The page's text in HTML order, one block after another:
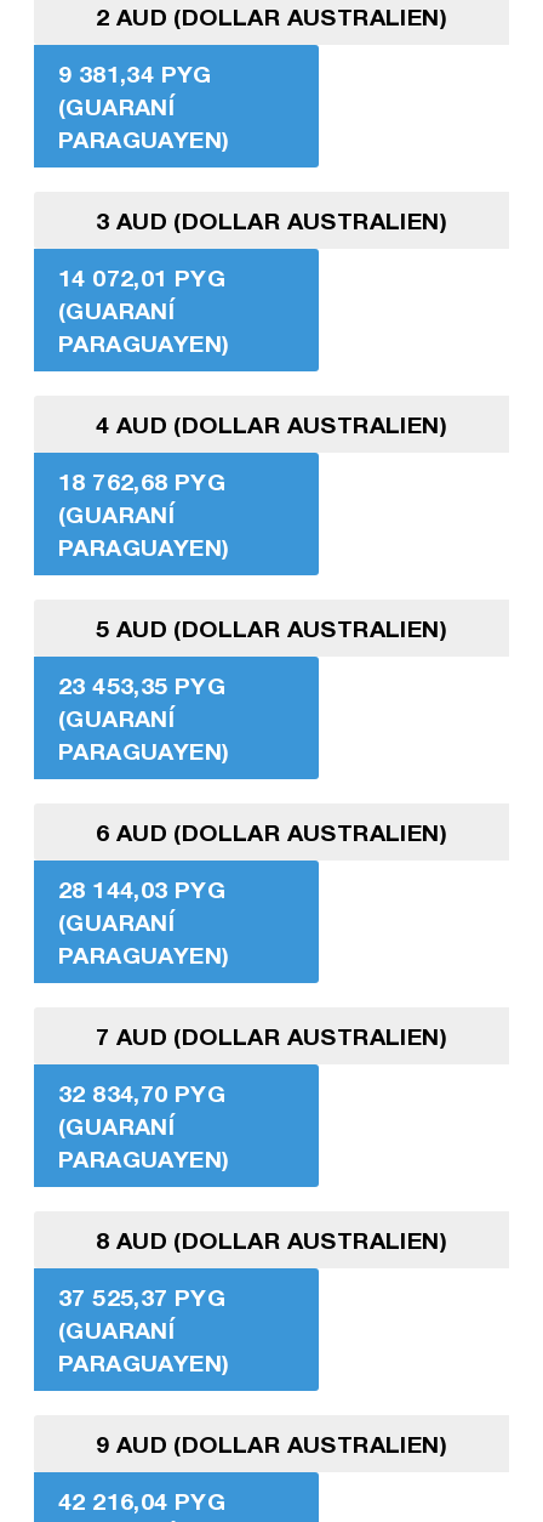
2 AUD (DOLLAR AUSTRALIEN)
9 381,34 PYG
(GUARANÍ
PARAGUAYEN)
3 AUD (DOLLAR AUSTRALIEN)
14 072,01 PYG
(GUARANÍ
PARAGUAYEN)
4 AUD (DOLLAR AUSTRALIEN)
18 762,68 PYG
(GUARANÍ
PARAGUAYEN)
5 AUD (DOLLAR AUSTRALIEN)
23 453,35 PYG
(GUARANÍ
PARAGUAYEN)
6 AUD (DOLLAR AUSTRALIEN)
28 144,03 PYG
(GUARANÍ
PARAGUAYEN)
7 AUD (DOLLAR AUSTRALIEN)
32 834,70 PYG
(GUARANÍ
PARAGUAYEN)
8 AUD (DOLLAR AUSTRALIEN)
37 525,37 PYG
(GUARANÍ
PARAGUAYEN)
9 AUD (DOLLAR AUSTRALIEN)
42 216,04 PYG